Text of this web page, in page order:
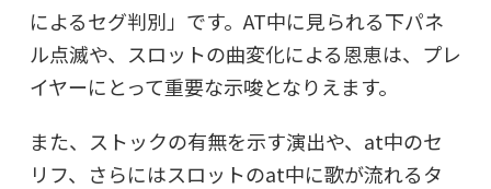
によるセグ判別」です。AT中に見られる下パネ
ル点滅や、スロットの曲変化による恩恵は、プレ
イヤーにとって重要な示唆となりえます。
また、ストックの有無を示す演出や、at中のセ
リフ、さらにはスロットのat中に歌が流れるタ